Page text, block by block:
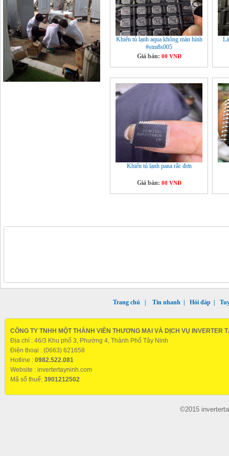
Khiển tủ lạnh aqua không màn hình
#stm8s005
Giá bán: 00 VNĐ
Khiển tủ lạnh pana rắc đơn
Giá bán: 00 VNĐ
Trang chủ Tin nhanh Hỏi đáp
CÔNG TY TNHH MỘT THÀNH VIÊN THƯƠNG MẠI VÀ DỊCH VỤ INVERTER
Địa chỉ : 46/3 Khu phố 3, Phường 4, Thành Phố Tây Ninh
Điện thoại : (0663) 621658
Hotline : 0982.522.081
Website : invertertayninh.com
Mã số thuế: 3901212502
©2015